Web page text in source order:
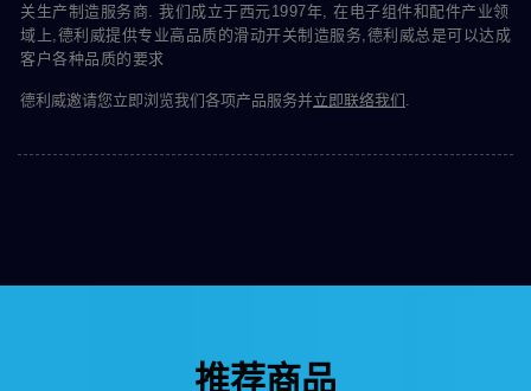
关生产制造服务商. 我们成立于西元1997年, 在电子组件和配件产业领
域上,德利威提供专业高品质的滑动开关制造服务,德利威总是可以达成
客户各种品质的要求
德利威邀请您立即浏览我们各项产品服务并立即联络我们
推荐商品